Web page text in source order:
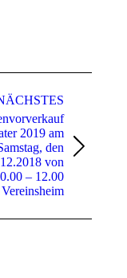
2019 am
den
von
– 12.00